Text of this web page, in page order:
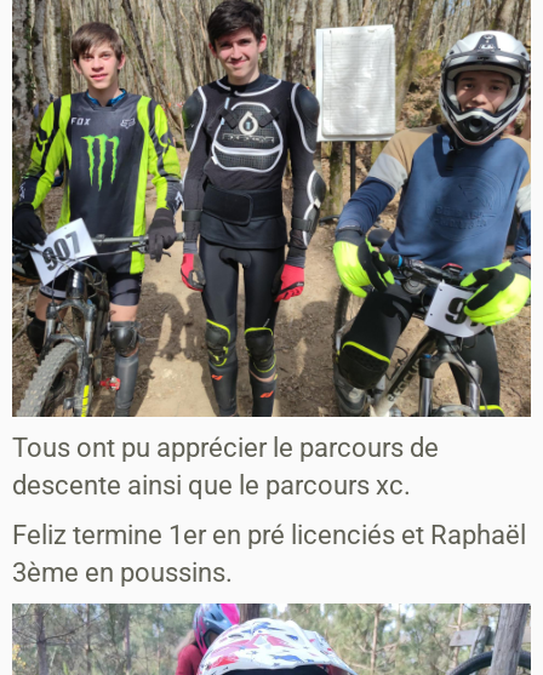
Tous ont pu apprécier le parcours de
descente ainsi que le parcours xc.
Feliz termine 1er en pré licenciés et Raphaël
3ème en poussins.